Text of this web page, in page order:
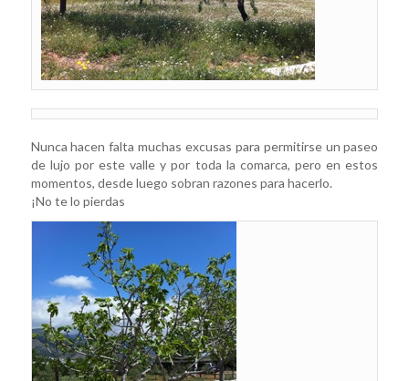
Nunca hacen falta muchas excusas para permitirse un paseo
de lujo por este valle y por toda la comarca, pero en estos
momentos, desde luego sobran razones para hacerlo.
¡No te lo pierdas